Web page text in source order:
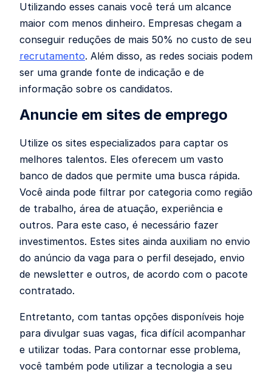
Utilizando esses canais você terá um alcance
maior com menos dinheiro. Empresas chegam a
conseguir reduções de mais 50% no custo de seu
recrutamento. Além disso, as redes sociais podem
ser uma grande fonte de indicação e de
informação sobre os candidatos.
Anuncie em sites de emprego
Utilize os sites especializados para captar os
melhores talentos. Eles oferecem um vasto
banco de dados que permite uma busca rápida.
Você ainda pode filtrar por categoria como região
de trabalho, área de atuação, experiência e
outros. Para este caso, é necessário fazer
investimentos. Estes sites ainda auxiliam no envio
do anúncio da vaga para o perfil desejado, envio
de newsletter e outros, de acordo com o pacote
contratado.
Entretanto, com tantas opções disponíveis hoje
para divulgar suas vagas, fica difícil acompanhar
e utilizar todas. Para contornar esse problema,
você também pode utilizar a tecnologia a seu